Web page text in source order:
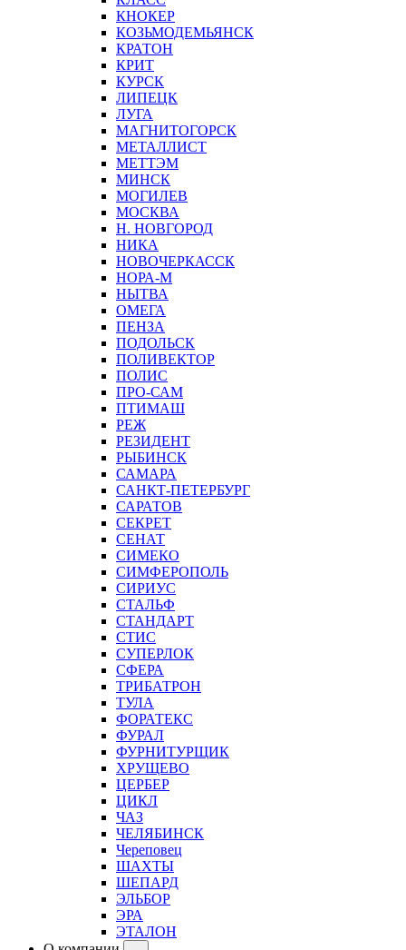
КНОКЕР
КОЗЬМОДЕМЬЯНСК
КРАТОН
КРИТ
КУРСК
ЛИПЕЦК
ЛУГА
МАГНИТОГОРСК
МЕТАЛЛИСТ
МЕТТЭМ
МИНСК
МОГИЛЕВ
МОСКВА
Н. НОВГОРОД
НИКА
НОВОЧЕРКАССК
НОРА-М
НЫТВА
ОМЕГА
ПЕНЗА
ПОДОЛЬСК
ПОЛИВЕКТОР
ПОЛИС
ПРО-САМ
ПТИМАШ
РЕЖ
РЕЗИДЕНТ
РЫБИНСК
САМАРА
САНКТ-ПЕТЕРБУРГ
САРАТОВ
СЕКРЕТ
СЕНАТ
СИМЕКО
СИМФЕРОПОЛЬ
СИРИУС
СТАЛЬФ
СТАНДАРТ
СТИС
СУПЕРЛОК
СФЕРА
ТРИБАТРОН
ТУЛА
ФОРАТЕКС
ФУРАЛ
ФУРНИТУРЩИК
ХРУЩЕВО
ЦЕРБЕР
ЦИКЛ
ЧАЗ
ЧЕЛЯБИНСК
Череповец
ШАХТЫ
ШЕПАРД
ЭЛЬБОР
ЭРА
ЭТАЛОН